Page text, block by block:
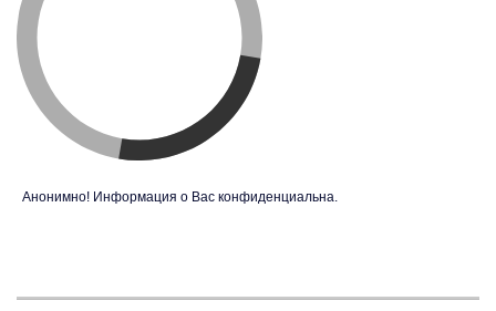
Анонимно! Информация о Вас конфиденциальна.